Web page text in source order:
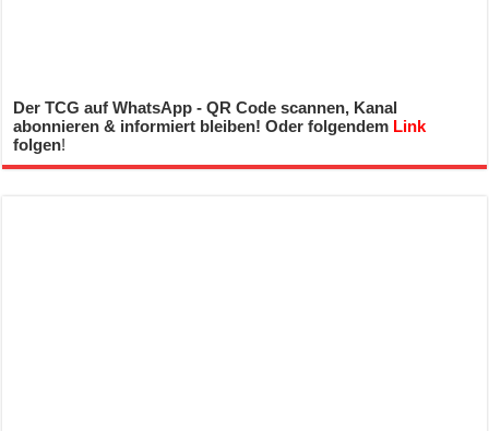
Der TCG auf WhatsApp - QR Code scannen, Kanal
abonnieren & informiert bleiben! Oder folgendem Link
folgen!